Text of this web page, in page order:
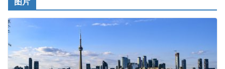
健健宝公司
皇后金融集团
正点印艺设计